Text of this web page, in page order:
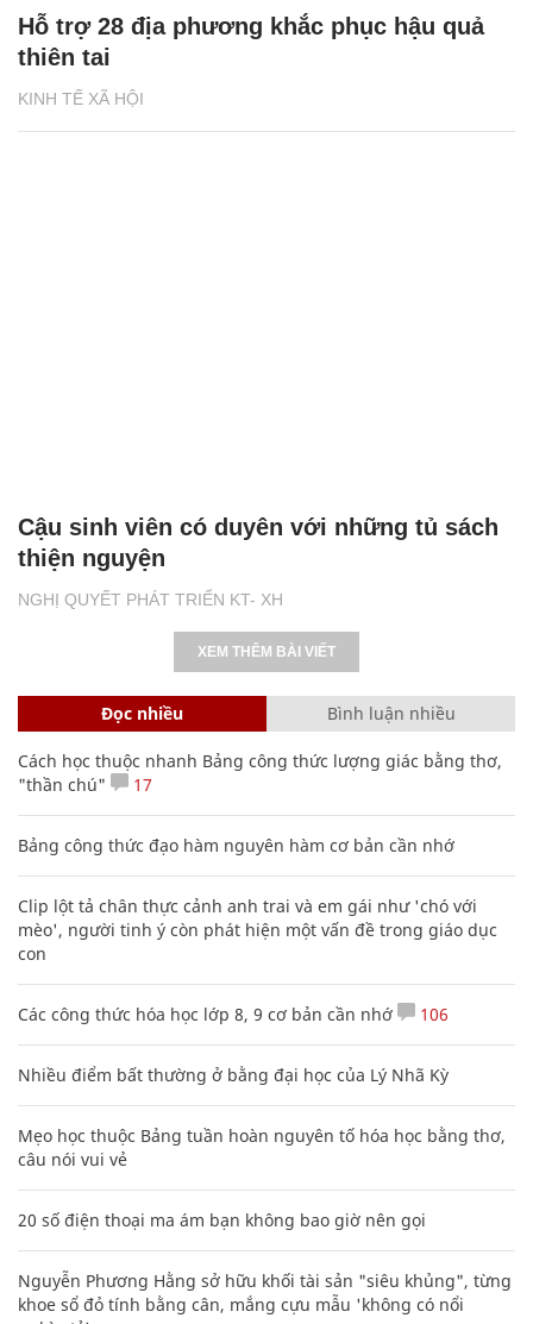
KINH TẾ XÃ HỘI
Hỗ trợ 28 địa phương khắc phục hậu quả
thiên tai
NGHỊ QUYẾT PHÁT TRIỂN KT- XH
Cậu sinh viên có duyên với những tủ sách
thiện nguyện
XEM THÊM BÀI VIẾT
Đọc nhiều Bình luận nhiều
Cách học thuộc nhanh Bảng công thức lượng giác bằng thơ,
"thần chú"
17
Bảng công thức đạo hàm nguyên hàm cơ bản cần nhớ
Clip lột tả chân thực cảnh anh trai và em gái như 'chó với
mèo', người tinh ý còn phát hiện một vấn đề trong giáo dục
con
Các công thức hóa học lớp 8, 9 cơ bản cần nhớ 106
Nhiều điểm bất thường ở bằng đại học của Lý Nhã Kỳ
Mẹo học thuộc Bảng tuần hoàn nguyên tố hóa học bằng thơ,
câu nói vui vẻ
20 số điện thoại ma ám bạn không bao giờ nên gọi
Nguyễn Phương Hằng sở hữu khối tài sản "siêu khủng", từng
khoe sổ đỏ tính bằng cân, mắng cựu mẫu 'không có nổi